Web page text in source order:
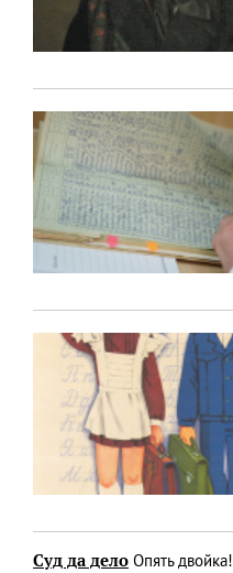
Суд да дело Опять двойка!